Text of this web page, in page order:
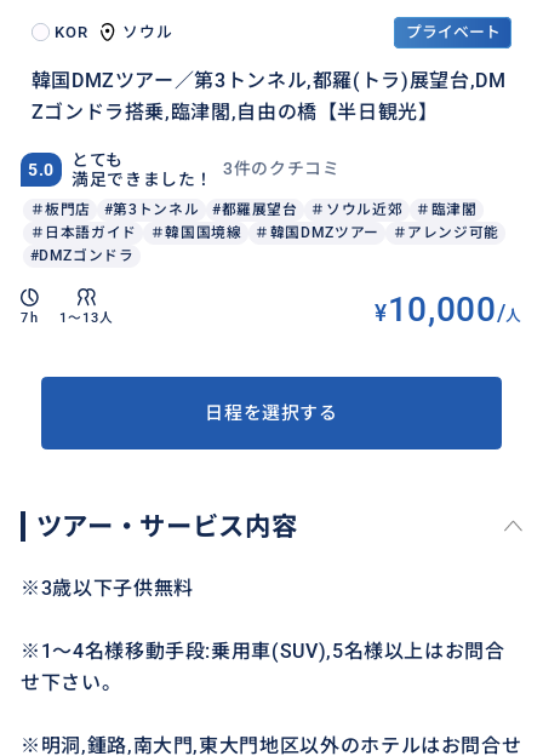
KOR ソウル プライベート
韓国DMZツアー／第3トンネル,都羅(トラ)展望台,DM
Zゴンドラ搭乗,臨津閣,自由の橋【半日観光】
5.0
とても
満足できました！
3件のクチコミ
＃板門店 #第3トンネル #都羅展望台 ＃ソウル近郊
＃臨津閣
＃日本語ガイド
＃韓国国境線 ＃韓国DMZツアー
＃アレンジ可能
#DMZゴンドラ
7h 1〜13人 ¥10,000/人
日程を選択する
ツアー・サービス内容
※3歳以下子供無料
※1～4名様移動手段:乗用車(SUV),5名様以上はお問合
せ下さい。
※明洞,鍾路,南大門,東大門地区以外のホテルはお問合せ